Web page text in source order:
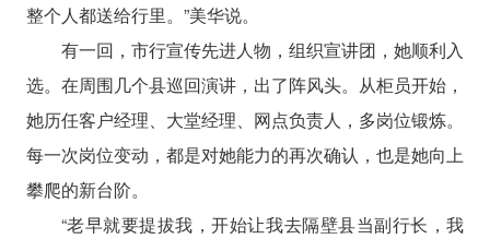
整个人都送给行里。”美华说。
有一回，市行宣传先进人物，组织宣讲团，她顺利入
选。在周围几个县巡回演讲，出了阵风头。从柜员开始，
她历任客户经理、大堂经理、网点负责人，多岗位锻炼。
每一次岗位变动，都是对她能力的再次确认，也是她向上
攀爬的新台阶。
“老早就要提拔我，开始让我去隔壁县当副行长，我